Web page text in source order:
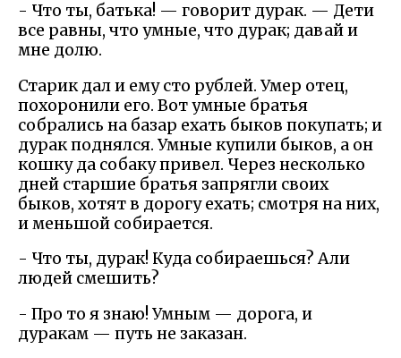
- Что ты, батька! — говорит дурак. — Дети
все равны, что умные, что дурак; давай и
мне долю.
Старик дал и ему сто рублей. Умер отец,
похоронили его. Вот умные братья
собрались на базар ехать быков покупать; и
дурак поднялся. Умные купили быков, а он
кошку да собаку привел. Через несколько
дней старшие братья запрягли своих
быков, хотят в дорогу ехать; смотря на них,
и меньшой собирается.
- Что ты, дурак! Куда собираешься? Али
людей смешить?
- Про то я знаю! Умным — дорога, и
дуракам — путь не заказан.